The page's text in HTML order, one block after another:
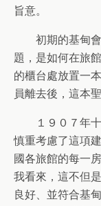
旨意。
初期的基甸會
題，是如何在旅
的櫃台處放置一
員離去後，這本
１９０７年十
慎重考慮了這項
國各旅館的每一
我看來，這不但
良好、並符合基